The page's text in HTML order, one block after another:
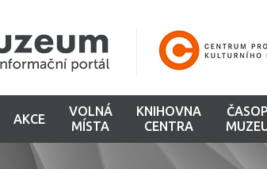
AKCE
VOLNÁ
MÍSTA
KNIHOVNA
CENTRA